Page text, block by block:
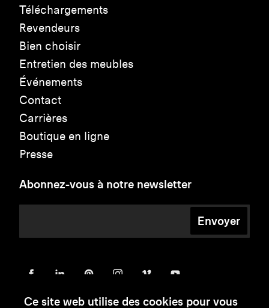
Téléchargements
Revendeurs
Bien choisir
Entretien des meubles
Événements
Contact
Carrières
Boutique en ligne
Presse
Abonnez-vous à notre newsletter
Envoyer
Ce site web utilise des cookies pour vous